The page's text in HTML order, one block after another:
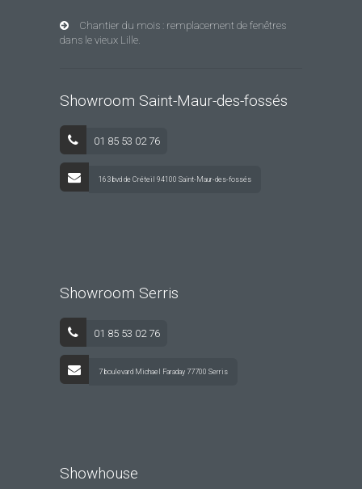
Chantier du mois : remplacement de fenêtres
dans le vieux Lille.
Showroom Saint-Maur-des-fossés
01 85 53 02 76
163 bvd de Créteil 94100 Saint-Maur-des-fossés
Showroom Serris
01 85 53 02 76
7 boulevard Michael Faraday 77700 Serris
Showhouse